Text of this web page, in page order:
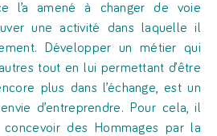
l’a amené à changer de voie
une activité dans laquelle il
Développer un métier qui
tout en lui permettant d’être
plus dans l’échange, est un
d’entreprendre. Pour cela, il
des Hommages par la